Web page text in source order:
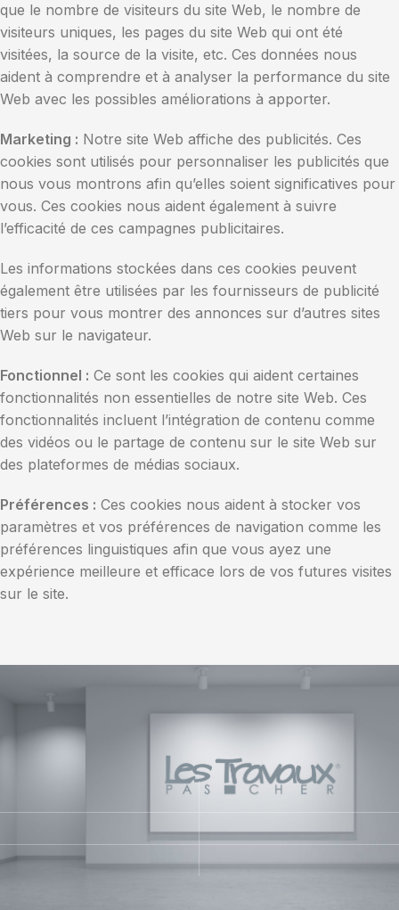
que le nombre de visiteurs du site Web, le nombre de
visiteurs uniques, les pages du site Web qui ont été
visitées, la source de la visite, etc. Ces données nous
aident à comprendre et à analyser la performance du site
Web avec les possibles améliorations à apporter.
Marketing : Notre site Web affiche des publicités. Ces
cookies sont utilisés pour personnaliser les publicités que
nous vous montrons afin qu’elles soient significatives pour
vous. Ces cookies nous aident également à suivre
l’efficacité de ces campagnes publicitaires.
Les informations stockées dans ces cookies peuvent
également être utilisées par les fournisseurs de publicité
tiers pour vous montrer des annonces sur d’autres sites
Web sur le navigateur.
Fonctionnel : Ce sont les cookies qui aident certaines
fonctionnalités non essentielles de notre site Web. Ces
fonctionnalités incluent l’intégration de contenu comme
des vidéos ou le partage de contenu sur le site Web sur
des plateformes de médias sociaux.
Préférences : Ces cookies nous aident à stocker vos
paramètres et vos préférences de navigation comme les
préférences linguistiques afin que vous ayez une
expérience meilleure et efficace lors de vos futures visites
sur le site.